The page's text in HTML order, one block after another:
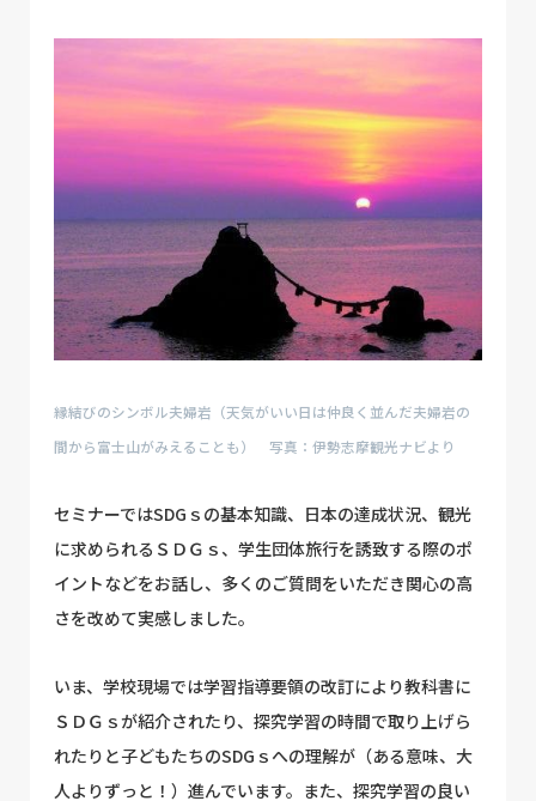
縁結びのシンボル夫婦岩（天気がいい日は仲良く並んだ夫婦岩の
間から富士山がみえることも） 写真：伊勢志摩観光ナビより
セミナーではSDGｓの基本知識、日本の達成状況、観光
に求められるＳＤＧｓ、学生団体旅行を誘致する際のポ
イントなどをお話し、多くのご質問をいただき関心の高
さを改めて実感しました。
いま、学校現場では学習指導要領の改訂により教科書に
ＳＤＧｓが紹介されたり、探究学習の時間で取り上げら
れたりと子どもたちのSDGｓへの理解が（ある意味、大
人よりずっと！）進んでいます。また、探究学習の良い